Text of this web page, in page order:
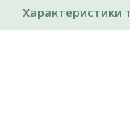
Характеристики